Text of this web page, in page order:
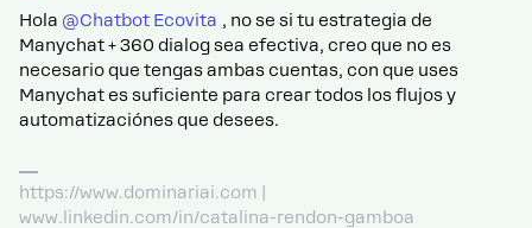
Hola ​ @Chatbot Ecovita , no se si tu estrategia de
Manychat + 360 dialog sea efectiva, creo que no es
necesario que tengas ambas cuentas, con que uses
Manychat es suficiente para crear todos los flujos y
automatizaciónes que desees.
https://www.dominariai.com |
www.linkedin.com/in/catalina-rendon-gamboa